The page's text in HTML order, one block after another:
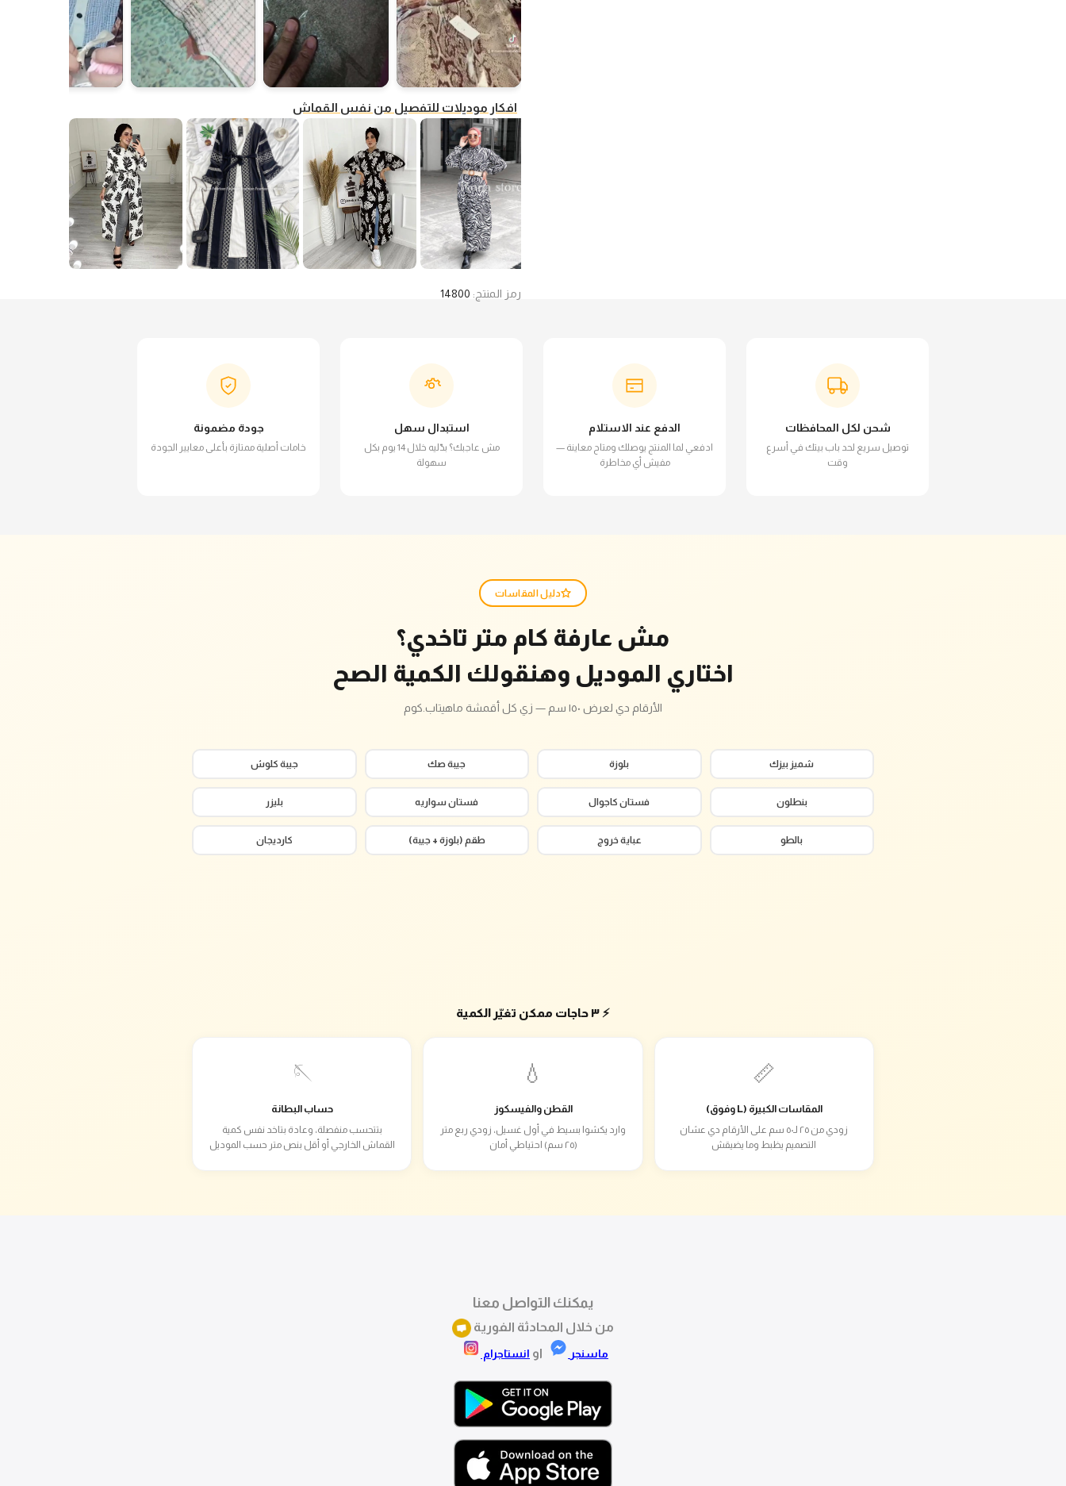
افكار موديلات للتفصيل من نفس القماش
رمز المنتج: 14800
شحن لكل المحافظات
توصيل سريع لحد باب بيتك في أسرع
وقت
الدفع عند الاستلام
ادفعي لما المنتج يوصلك ومتاح معاينة —
مفيش أي مخاطرة
استبدال سهل
مش عاجبك؟ بدّليه خلال 14 يوم بكل
سهولة
جودة مضمونة
خامات أصلية ممتازة بأعلى معايير الجودة
دليل المقاسات
مش عارفة كام متر تاخدي؟
اختاري الموديل وهنقولك الكمية الصح
الأرقام دي لعرض ١٥٠ سم — زي كل أقمشة ماهيتاب.كوم
شميز بيزك بلوزة جيبة صك جيبة كلوش
بنطلون فستان كاجوال فستان سواريه بليزر
بالطو عباية خروج طقم (بلوزة + جيبة) كارديجان
⚡ ٣ حاجات ممكن تغيّر الكمية
📏
المقاسات الكبيرة (L وفوق)
زودي من ٢٥ لـ٥٠ سم على الأرقام دي عشان
التصميم يظبط وما يضيقش
💧
القطن والفيسكوز
وارد يكشوا بسيط في أول غسيل، زودي ربع متر
(٢٥ سم) احتياطي أمان
🪡
حساب البطانة
بتتحسب منفصلة، وعادة بتاخد نفس كمية
القماش الخارجي أو أقل بنص متر حسب الموديل
يمكنك التواصل معنا
من خلال المحادثة الفورية
ماسنجر او انستاجرام